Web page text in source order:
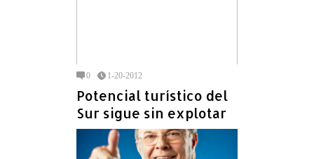
0 1-20-2012
Potencial turístico del
Sur sigue sin explotar